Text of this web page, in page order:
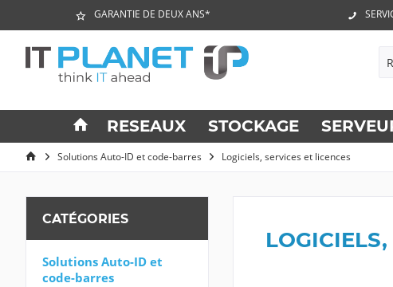
GARANTIE DE DEUX ANS*
RESEAUX STOCKAGE
Solutions Auto-ID et code-barres Logiciels, services et licences
CATÉGORIES
Solutions Auto-ID et
code-barres
LOGICIELS,